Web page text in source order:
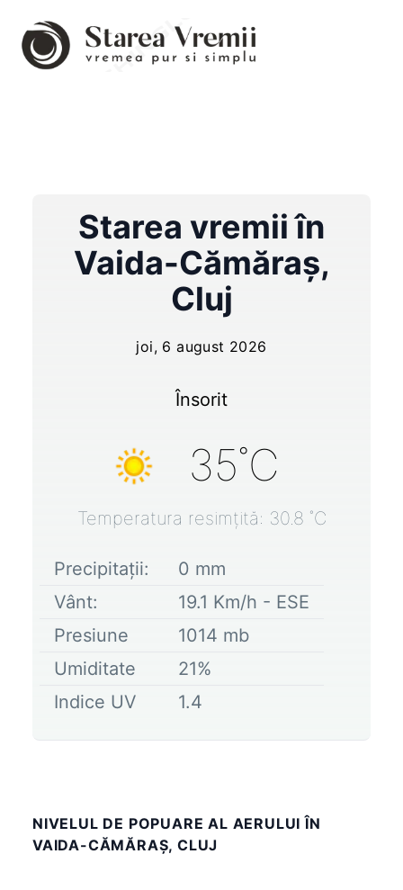
Starea vremii în
Vaida-Cămăraş,
Cluj
joi, 6 august 2026
Însorit
35˚C
Temperatura resimțită: 30.8 ˚C
Precipitații: 0 mm
Vânt:
19.1 Km/h - ESE
Presiune
1014 mb
Umiditate
21%
Indice UV
1.4
NIVELUL DE POPUARE AL AERULUI ÎN
VAIDA-CĂMĂRAŞ, CLUJ